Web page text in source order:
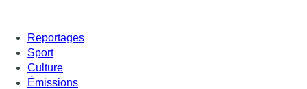
Reportages
Sport
Culture
Émissions